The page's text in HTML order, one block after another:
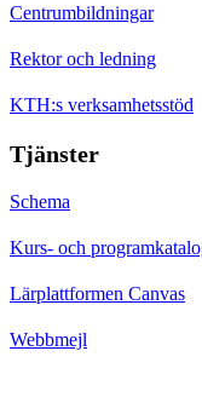
Centrumbildningar
Rektor och ledning
KTH:s verksamhetsstöd
Tjänster
Schema
Kurs- och
Lärplattformen Canvas
Webbmejl